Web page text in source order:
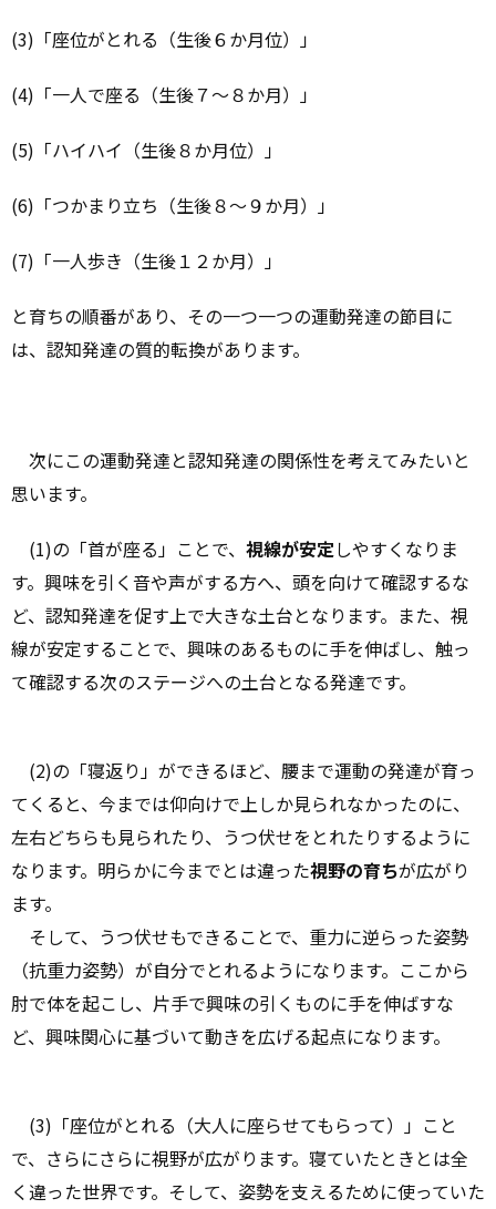
(3)「座位がとれる（生後６か月位）」
(4)「一人で座る（生後７～８か月）」
(5)「ハイハイ（生後８か月位）」
(6)「つかまり立ち（生後８～９か月）」
(7)「一人歩き（生後１２か月）」
と育ちの順番があり、その一つ一つの運動発達の節目に
は、認知発達の質的転換があります。
次にこの運動発達と認知発達の関係性を考えてみたいと
思います。
(1)の「首が座る」ことで、 視線が安定しやすくなりま
す。興味を引く音や声がする方へ、頭を向けて確認するな
ど、認知発達を促す上で大きな土台となります。また、視
線が安定することで、興味のあるものに手を伸ばし、触っ
て確認する次のステージへの土台となる発達です。
(2)の「寝返り」ができるほど、腰まで運動の発達が育っ
てくると、今までは仰向けで上しか見られなかったのに、
左右どちらも見られたり、うつ伏せをとれたりするように
なります。明らかに今までとは違った視野の育ちが広がり
ます。
そして、うつ伏せもできることで、重力に逆らった姿勢
（抗重力姿勢）が自分でとれるようになります。ここから
肘で体を起こし、片手で興味の引くものに手を伸ばすな
ど、興味関心に基づいて動きを広げる起点になります。
(3)「座位がとれる（大人に座らせてもらって）」こと
で、さらにさらに視野が広がります。寝ていたときとは全
く違った世界です。そして、姿勢を支えるために使っていた